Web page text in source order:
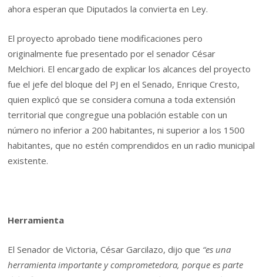
ahora esperan que Diputados la convierta en Ley.
El proyecto aprobado tiene modificaciones pero
originalmente fue presentado por el senador César
Melchiori. El encargado de explicar los alcances del proyecto
fue el jefe del bloque del PJ en el Senado, Enrique Cresto,
quien explicó que se considera comuna a toda extensión
territorial que congregue una población estable con un
número no inferior a 200 habitantes, ni superior a los 1500
habitantes, que no estén comprendidos en un radio municipal
existente.
Herramienta
El Senador de Victoria, César Garcilazo, dijo que “es una
herramienta importante y comprometedora, porque es parte